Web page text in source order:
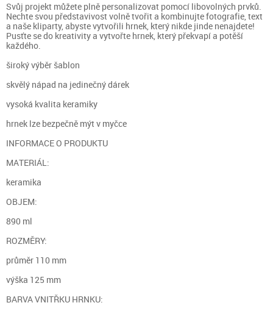
Svůj projekt můžete plně personalizovat pomocí libovolných prvků.
Nechte svou představivost volně tvořit a kombinujte fotografie, text
a naše kliparty, abyste vytvořili hrnek, který nikde jinde nenajdete!
Pusťte se do kreativity a vytvořte hrnek, který překvapí a potěší
každého.
široký výběr šablon
skvělý nápad na jedinečný dárek
vysoká kvalita keramiky
hrnek lze bezpečně mýt v myčce
INFORMACE O PRODUKTU
MATERIÁL:
keramika
OBJEM:
890 ml
ROZMĚRY:
průměr 110 mm
výška 125 mm
BARVA VNITŘKU HRNKU: